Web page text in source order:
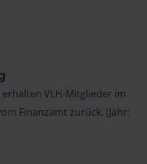
VLH-Mitglieder im
Finanzamt zurück. (Jahr: